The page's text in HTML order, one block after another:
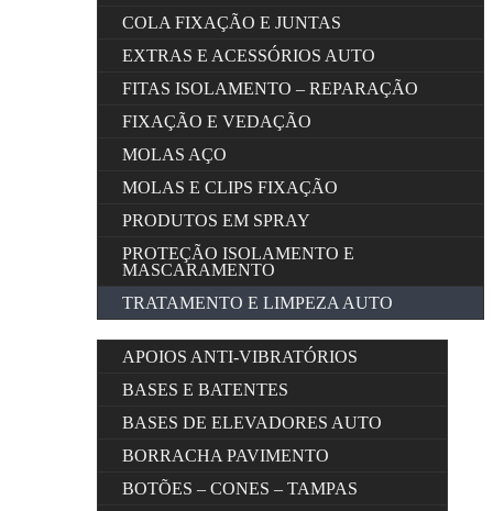
COLA FIXAÇÃO E JUNTAS
EXTRAS E ACESSÓRIOS AUTO
FITAS ISOLAMENTO – REPARAÇÃO
FIXAÇÃO E VEDAÇÃO
MOLAS AÇO
MOLAS E CLIPS FIXAÇÃO
PRODUTOS EM SPRAY
PROTEÇÃO ISOLAMENTO E
MASCARAMENTO
TRATAMENTO E LIMPEZA AUTO
APOIOS ANTI-VIBRATÓRIOS
BASES E BATENTES
BASES DE ELEVADORES AUTO
BORRACHA PAVIMENTO
BOTÕES – CONES – TAMPAS